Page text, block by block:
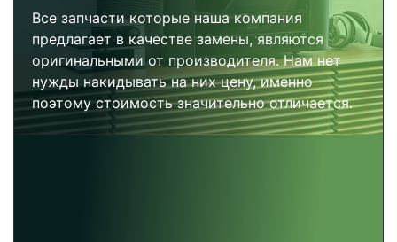
Все запчасти которые наша компания
предлагает в качестве замены, являются
оригинальными от производителя. Нам нет
нужды накидывать на них цену, именно
поэтому стоимость значительно отличается.